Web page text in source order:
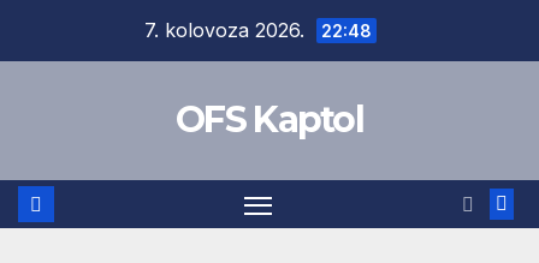
7. kolovoza 2026. 22:48
OFS Kaptol